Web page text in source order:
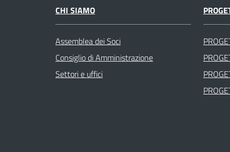
CHI SIAMO
Assemblea dei Soci
Consiglio di Amministrazione
Settori e uffici